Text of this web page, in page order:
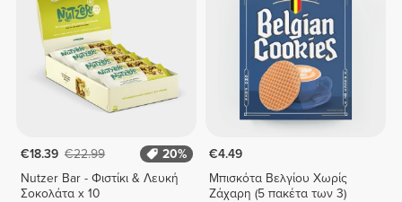
€18.39 €22.99
20%
Nutzer Bar - Φιστίκι & Λευκή
Σοκολάτα x 10
€4.49
Μπισκότα Βελγίου Χωρίς
Ζάχαρη (5 πακέτα των 3)